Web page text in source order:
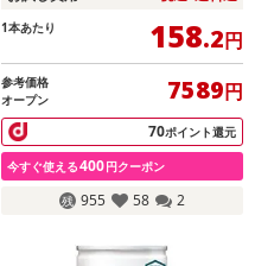
1本あたり 158.2円
参考価格
オープン
7589円
70ポイント還元
今すぐ使える400円クーポン
955 58 2